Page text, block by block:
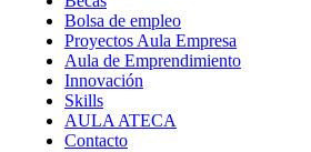
Bolsa de empleo
Proyectos Aula Empresa
Aula de Emprendimiento
Innovación
Skills
AULA ATECA
Contacto